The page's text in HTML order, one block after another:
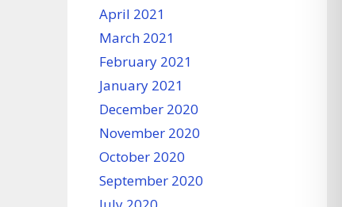
April 2021
March 2021
February 2021
January 2021
December 2020
November 2020
October 2020
September 2020